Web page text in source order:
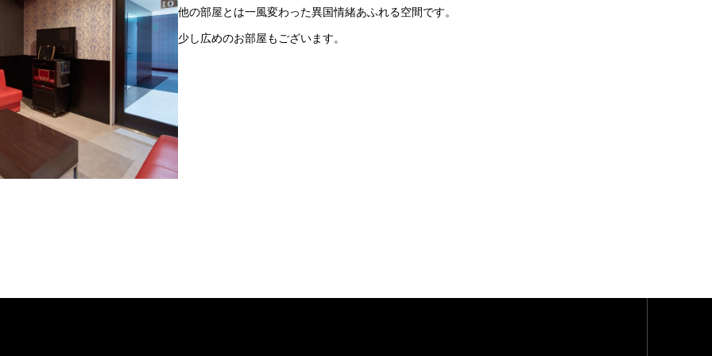
他の部屋とは一風変わった異国情緒あふれる空間です。
少し広めのお部屋もございます。